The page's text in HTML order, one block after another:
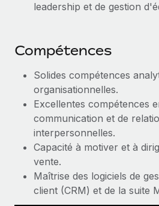
leadership et de gestion
Compétences
Solides compétences
organisationnelles.
Excellentes compétences
communication et de
interpersonnelles.
Capacité à motiver et à
vente.
Maîtrise des logiciels de
client (CRM) et de la suite